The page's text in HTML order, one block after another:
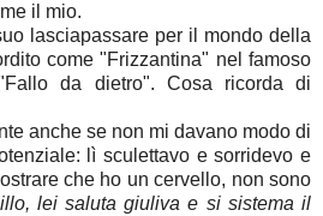
il mio.
lasciapassare per il mondo della
come "Frizzantina" nel famoso
da dietro". Cosa ricorda di
anche se non mi davano modo di
lì sculettavo e sorridevo e
che ho un cervello, non sono
lei saluta giuliva e si sistema il